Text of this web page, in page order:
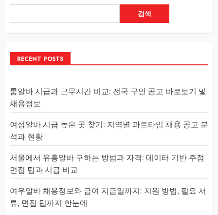
검색
RECENT POSTS
룸알바 시급과 근무시간 비교: 전국 구인 공고 바로보기 및
채용정보
여성알바 시급 높은 곳 찾기: 지역별 파트타임 채용 공고 분
석과 현황
서울에서 유흥알바 구하는 방법과 자격: 데이터 기반 주점
면접 팁과 시급 비교
여우알바 채용정보와 급여 지급일까지: 지원 방법, 필요 서
류, 면접 팁까지 한눈에